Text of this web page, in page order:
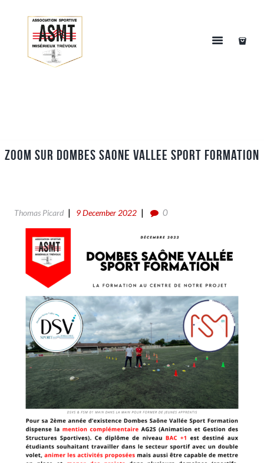
Zoom sur Dombes Saone Vallee Sport Formation
Thomas Picard 9 December 2022 0